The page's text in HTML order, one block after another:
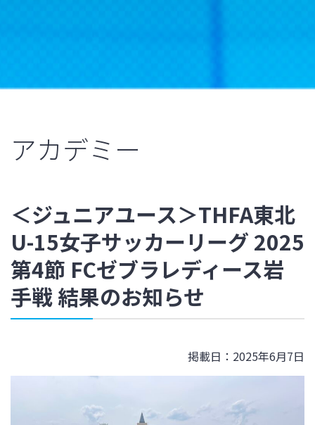
アカデミー
＜ジュニアユース＞THFA東北
U-15女子サッカーリーグ 2025
第4節 FCゼブラレディース岩
手戦 結果のお知らせ
掲載日：2025年6月7日